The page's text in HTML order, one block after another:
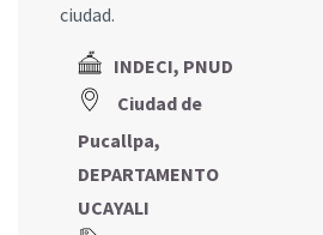
ciudad.
INDECI, PNUD
Ciudad de
Pucallpa,
DEPARTAMENTO
UCAYALI